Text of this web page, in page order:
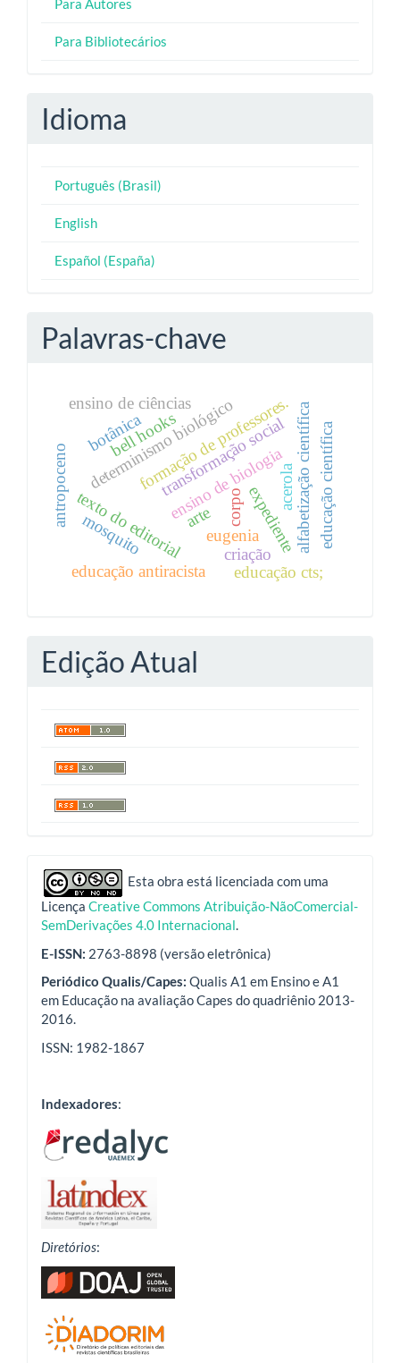
Para Bibliotecários
Idioma
Português (Brasil)
English
Español (España)
Palavras-chave
texto do editorial eugenia
ensino de biologia
determinismo biológico alfabetização científica
transformação social
antropoceno expediente
educação cts;
formação de professores.
ensino de ciências
educação científica
educação antiracista
bell hooks
mosquito
botânica
acerola
arte corpo
criação
Edição Atual
indexadoresEsta obra está licenciada com uma
Licença Creative Commons Atribuição-NãoComercial-
SemDerivações 4.0 Internacional.
E-ISSN: 2763-8898 (versão eletrônica)
Periódico Qualis/Capes: Qualis A1 em Ensino e A1
em Educação na avaliação Capes do quadriênio 2013-
2016.
ISSN: 1982-1867
Indexadores:
Diretórios: